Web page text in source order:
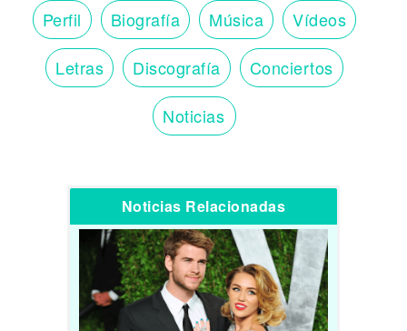
Perfil Biografía Música Vídeos
Letras Discografía Conciertos
Noticias
Noticias Relacionadas